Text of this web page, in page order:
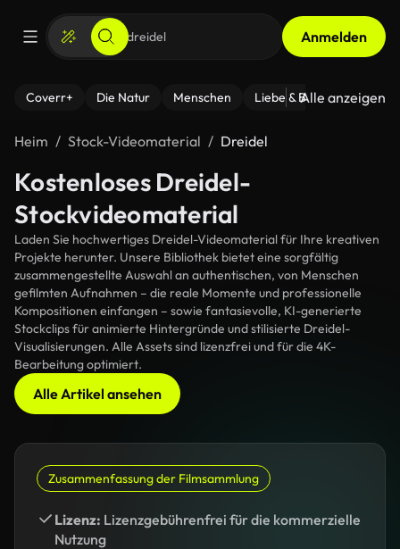
Anmelden
Coverr+ Die Natur Menschen Liebe & Beziehungen
Alle anzeigen
Heim Stock-Videomaterial Dreidel
Kostenloses Dreidel-
Stockvideomaterial
Laden Sie hochwertiges Dreidel-Videomaterial für Ihre kreativen
Projekte herunter. Unsere Bibliothek bietet eine sorgfältig
zusammengestellte Auswahl an authentischen, von Menschen
gefilmten Aufnahmen – die reale Momente und professionelle
Kompositionen einfangen – sowie fantasievolle, KI-generierte
Stockclips für animierte Hintergründe und stilisierte Dreidel-
Visualisierungen. Alle Assets sind lizenzfrei und für die 4K-
Bearbeitung optimiert.
Alle Artikel ansehen
Zusammenfassung der Filmsammlung
Lizenz: Lizenzgebührenfrei für die kommerzielle
Nutzung